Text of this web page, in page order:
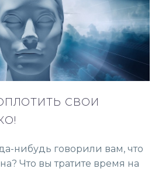
СВОИ
нибудь говорили вам, что
Что вы тратите время на